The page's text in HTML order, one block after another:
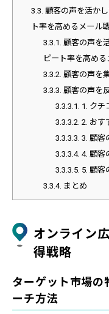
3.3. 顧客の声を活か
ト率を高めるメール
3.3.1. 顧客の声を
ピート率を高め
3.3.2. 顧客の声を
3.3.3. 顧客の声を
3.3.3.1. 1. クチ
3.3.3.2. 2. おす
3.3.3.3. 3. 顧客
3.3.3.4. 4. 顧客
3.3.3.5. 5. 顧客
3.3.4. まとめ
オンライン
得戦略
ターゲット市場の
ーチ方法